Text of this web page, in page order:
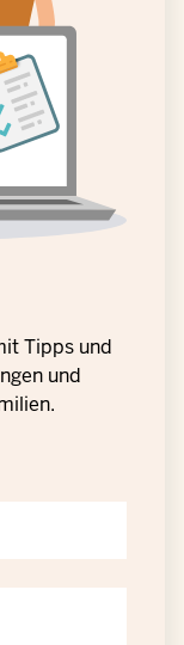
Tipps und
und